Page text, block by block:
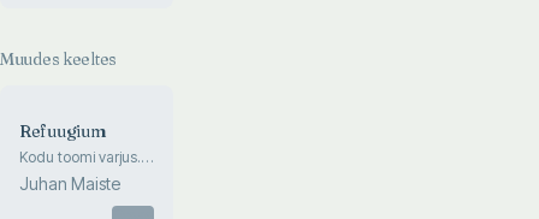
Muudes keeltes
Refuugium
Kodu toomi varjus.
Aadlipaleed Kiriku 2
ja 4. Toompea
Juhan Maiste